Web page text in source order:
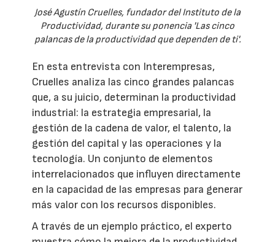
José Agustín Cruelles, fundador del Instituto de la
Productividad, durante su ponencia 'Las cinco
palancas de la productividad que dependen de ti'.
En esta entrevista con Interempresas,
Cruelles analiza las cinco grandes palancas
que, a su juicio, determinan la productividad
industrial: la estrategia empresarial, la
gestión de la cadena de valor, el talento, la
gestión del capital y las operaciones y la
tecnología. Un conjunto de elementos
interrelacionados que influyen directamente
en la capacidad de las empresas para generar
más valor con los recursos disponibles.
A través de un ejemplo práctico, el experto